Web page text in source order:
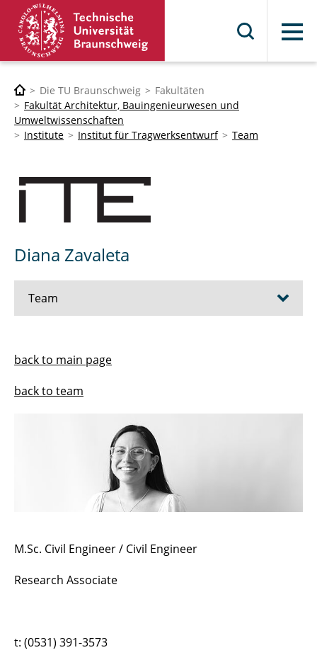
Menü
Die TU Braunschweig
Fakultäten
Fakultät Architektur, Bauingenieurwesen und
Umweltwissenschaften
Institute
Institut für Tragwerksentwurf Team
Diana Zavaleta
Team
Cecilia S. Ahumada
Lukas Ledderose
Abtin Baghdadi
back to main page
back to team
M.Sc. Civil Engineer / Civil Engineer
Research Associate
t: (0531) 391-3573